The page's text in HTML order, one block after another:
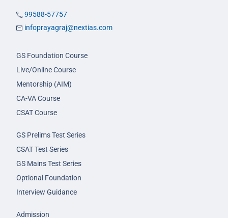
99588-57757
infoprayagraj@nextias.com
GS Foundation Course
Live/Online Course
Mentorship (AIM)
CA-VA Course
CSAT Course
GS Prelims Test Series
CSAT Test Series
GS Mains Test Series
Optional Foundation
Interview Guidance
Admission